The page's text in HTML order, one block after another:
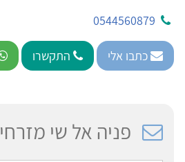
0544560879
כתבו אלי התקשרו
פניה אל שי מזרחי